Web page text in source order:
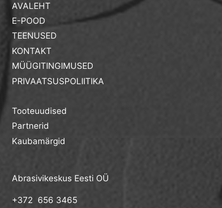
AVALEHT
E-POOD
TEENUSED
KONTAKT
MÜÜGITINGIMUSED
PRIVAATSUSPOLIITIKA
Tooteuudised
Partnerid
Kaubamärgid
Abrasivikeskus Eesti OÜ
+372 656 3465